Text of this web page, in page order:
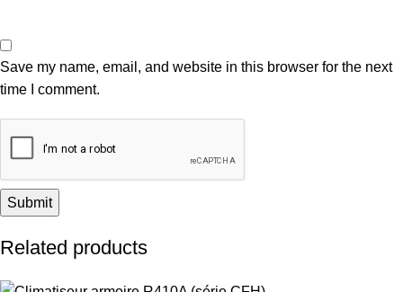
Save my name, email, and website in this browser for the next
time I comment.
Related products